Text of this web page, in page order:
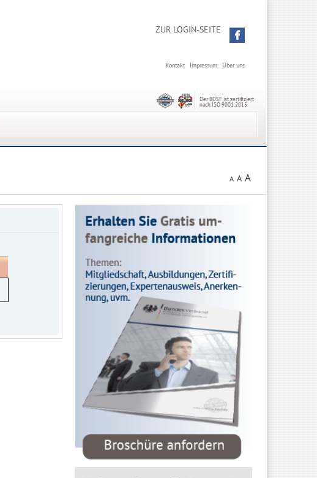
ZUR LOGIN-SEITE
Über uns
Impressum
Kontakt
Der BDSF ist zertifiziert
nach ISO 9001:2015
A A A